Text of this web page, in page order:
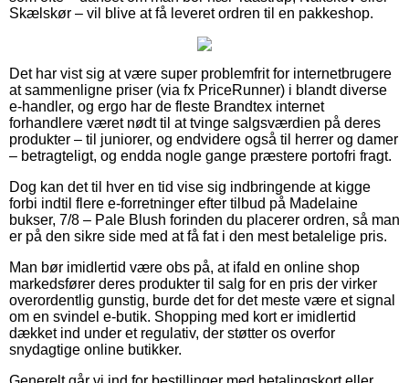
Skælskør – vil blive at få leveret ordren til en pakkeshop.
Det har vist sig at være super problemfrit for internetbrugere
at sammenligne priser (via fx PriceRunner) i blandt diverse
e-handler, og ergo har de fleste Brandtex internet
forhandlere været nødt til at tvinge salgsværdien på deres
produkter – til juniorer, og endvidere også til herrer og damer
– betragteligt, og endda nogle gange præstere portofri fragt.
Dog kan det til hver en tid vise sig indbringende at kigge
forbi indtil flere e-forretninger efter tilbud på Madelaine
bukser, 7/8 – Pale Blush forinden du placerer ordren, så man
er på den sikre side med at få fat i den mest betalelige pris.
Man bør imidlertid være obs på, at ifald en online shop
markedsfører deres produkter til salg for en pris der virker
overordentlig gunstig, burde det for det meste være et signal
om en svindel e-butik. Shopping med kort er imidlertid
dækket ind under et regulativ, der støtter os overfor
snydagtige online butikker.